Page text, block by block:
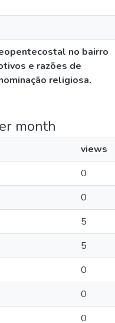
no bairro
e razões de
religiosa.
month
views
0
0
5
5
0
0
0